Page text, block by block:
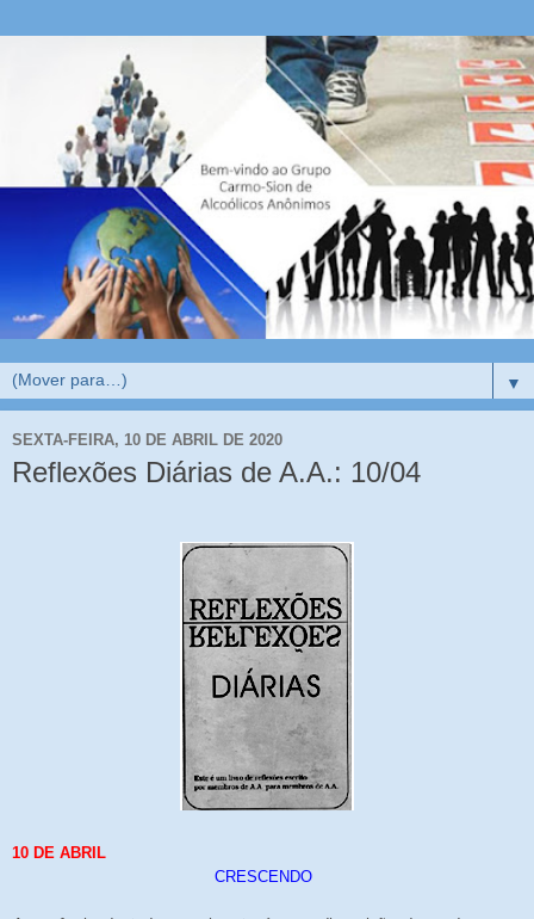
▼
SEXTA-FEIRA, 10 DE ABRIL DE 2020
Reflexões Diárias de A.A.: 10/04
10 DE ABRIL
CRESCENDO